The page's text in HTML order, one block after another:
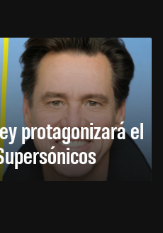
protagonizará el